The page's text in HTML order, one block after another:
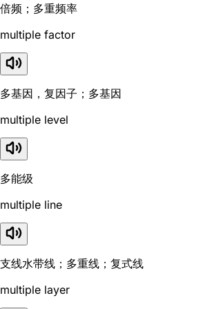
倍频；多重频率
multiple factor
多基因，复因子；多基因
multiple level
多能级
multiple line
支线水带线；多重线；复式线
multiple layer